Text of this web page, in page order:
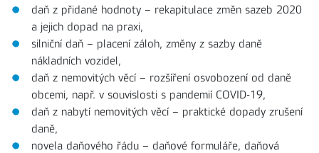
daň z přidané hodnoty – rekapitulace změn sazeb 2020
a jejich dopad na praxi,
silniční daň – placení záloh, změny z sazby daně
nákladních vozidel,
daň z nemovitých věcí – rozšíření osvobození od daně
obcemi, např. v souvislosti s pandemií COVID-19,
daň z nabytí nemovitých věcí – praktické dopady zrušení
daně,
novela daňového řádu – daňové formuláře, daňová